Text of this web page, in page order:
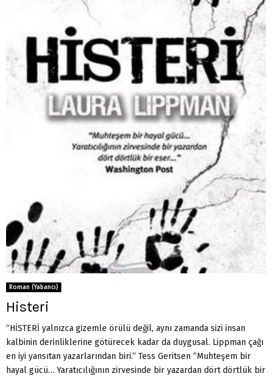
Roman (Yabancı)
Histeri
“HİSTERİ yalnızca gizemle örülü değil, aynı zamanda sizi insan
kalbinin derinliklerine götürecek kadar da duygusal. Lippman çağı
en iyi yansıtan yazarlarından biri.” Tess Geritsen “Muhteşem bir
hayal gücü… Yaratıcılığının zirvesinde bir yazardan dört dörtlük bir